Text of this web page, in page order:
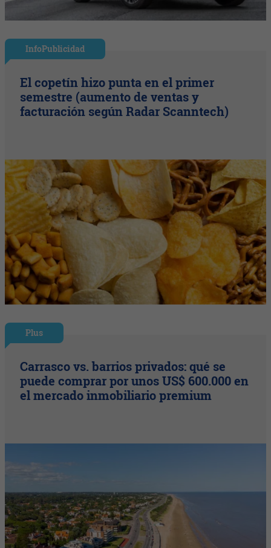
InfoPublicidad
El copetín hizo punta en el primer
semestre (aumento de ventas y
facturación según Radar Scanntech)
Plus
Carrasco vs. barrios privados: qué se
puede comprar por unos US$ 600.000 en
el mercado inmobiliario premium